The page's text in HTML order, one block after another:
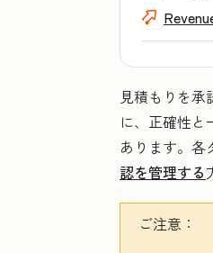
見積もりを
に、正確性と
あります。各
認を管理する
ご注意：